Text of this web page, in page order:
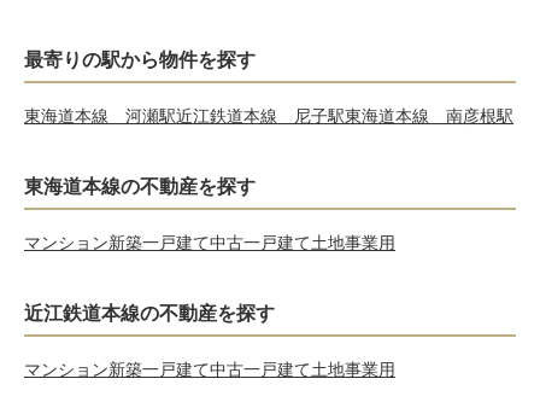
最寄りの駅から物件を探す
東海道本線 河瀬駅近江鉄道本線 尼子駅東海道本線 南彦根駅
東海道本線の不動産を探す
マンション新築一戸建て中古一戸建て土地事業用
近江鉄道本線の不動産を探す
マンション新築一戸建て中古一戸建て土地事業用